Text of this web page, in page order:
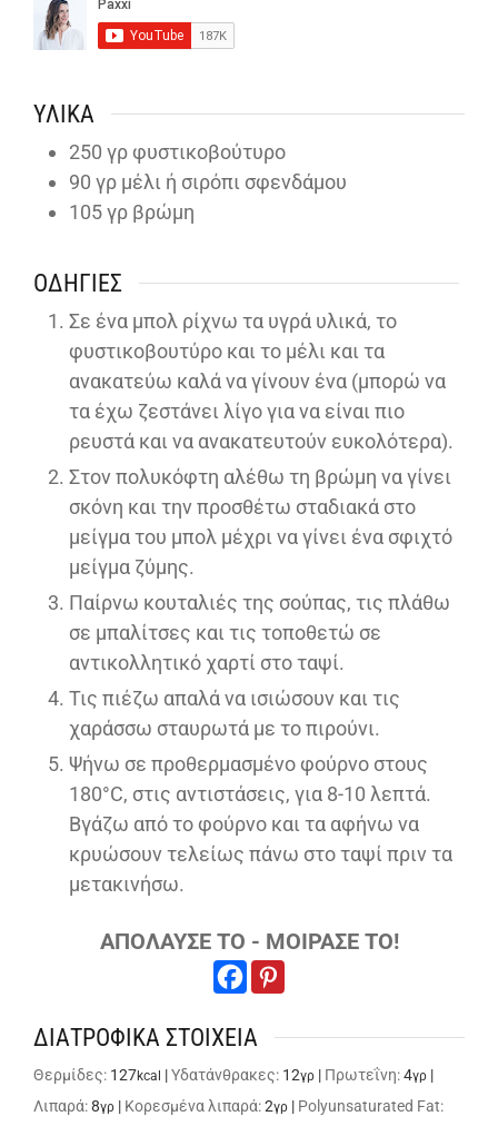
ΥΛΙΚΆ
250 γρ φυστικοβούτυρο
90 γρ μέλι ή σιρόπι σφενδάμου
105γρ βρώμη
ΟΔΗΓΊΕΣ
Σε ένα μπολ ρίχνω τα υγρά υλικά, το
φυστικοβουτύρο και το μέλι και τα
ανακατεύω καλά να γίνουν ένα (μπορώ να
τα έχω ζεστάνει λίγο για να είναι πιο
ρευστά και να ανακατευτούν ευκολότερα).
Στον πολυκόφτη αλέθω τη βρώμη να γίνει
σκόνη και την προσθέτω σταδιακά στο
μείγμα του μπολ μέχρι να γίνει ένα σφιχτό
μείγμα ζύμης.
Παίρνω κουταλιές της σούπας, τις πλάθω
σε μπαλίτσες και τις τοποθετώ σε
αντικολλητικό χαρτί στο ταψί.
Τις πιέζω απαλά να ισιώσουν και τις
χαράσσω σταυρωτά με το πιρούνι.
Ψήνω σε προθερμασμένο φούρνο στους
180°C, στις αντιστάσεις, για 8-10 λεπτά.
Βγάζω από το φούρνο και τα αφήνω να
κρυώσουν τελείως πάνω στο ταψί πριν τα
μετακινήσω.
ΑΠΟΛΑΥΣΕ ΤΟ - ΜΟΙΡΑΣΕ ΤΟ!
ΔΙΑΤΡΟΦΙΚΑ ΣΤΟΙΧΕΙΑ
Θερμίδες: 127kcal |Υδατάνθρακες: 12γρ | Πρωτεΐνη:4γρ |
Λιπαρά:8γρ | Κορεσμένα λιπαρά:2γρ | Polyunsaturated Fat: